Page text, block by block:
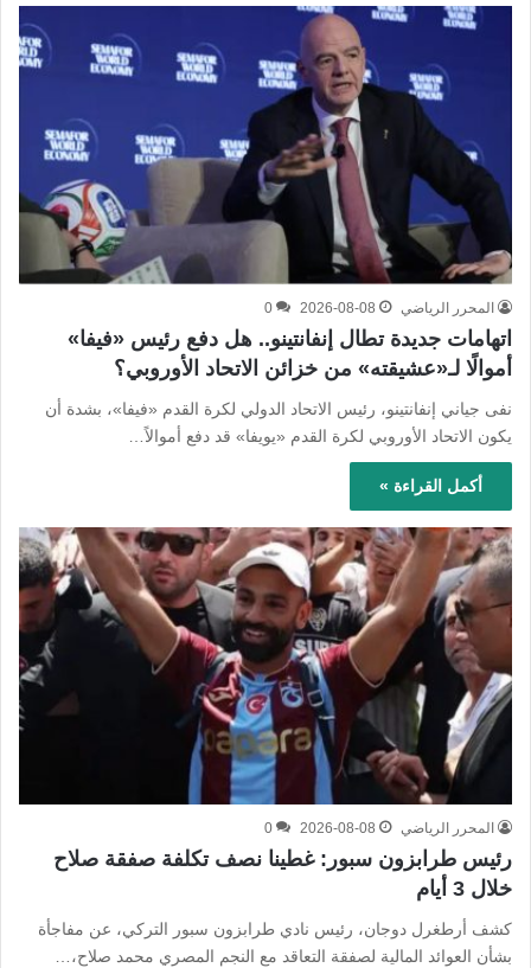
المحرر الرياضي 2026-08-08
0
اتهامات جديدة تطال إنفانتينو.. هل دفع رئيس «فيفا»
أموالًا لـ«عشيقته» من خزائن الاتحاد الأوروبي؟
نفى جياني إنفانتينو، رئيس الاتحاد الدولي لكرة القدم «فيفا»، بشدة أن
يكون الاتحاد الأوروبي لكرة القدم «يويفا» قد دفع أموالاً…
أكمل القراءة »
المحرر الرياضي 2026-08-08
0
رئيس طرابزون سبور: غطينا نصف تكلفة صفقة صلاح
خلال 3 أيام
كشف أرطغرل دوجان، رئيس نادي طرابزون سبور التركي، عن مفاجأة
بشأن العوائد المالية لصفقة التعاقد مع النجم المصري محمد صلاح،…